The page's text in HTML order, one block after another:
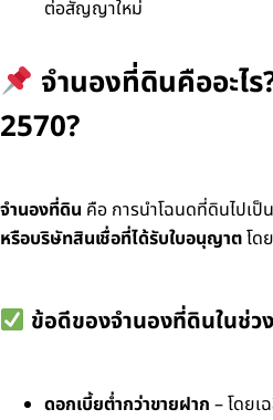
ต่อสัญญาใหม่
จำนองที่ดินคืออะไร
2570?
จำนองที่ดิน คือ การนำโฉนดที่ดินไปเ
หรือบริษัทสินเชื่อที่ได้รับใบอนุญาตโด
ข้อดีของจำนองที่ดินในช่ว
ดอกเบี้ยต่ำกว่าขายฝาก – โดยเ